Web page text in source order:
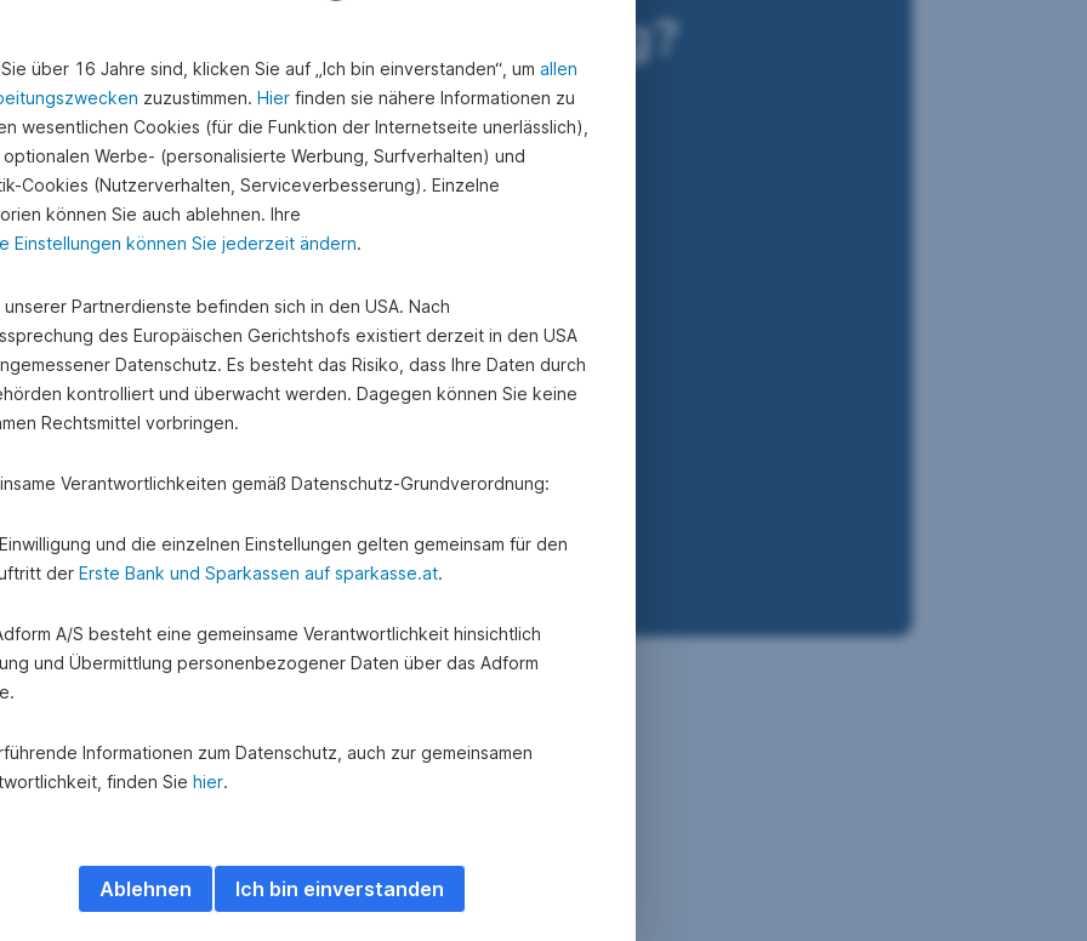
ich online meine Sanierung?
über 16 Jahre sind, klicken Sie auf „Ich bin einverstanden“, um allen
zuzustimmen. Hier finden sie nähere Informationen zu
wesentlichen Cookies (für die Funktion der Internetseite unerlässlich),
Werbe- (personalisierte Werbung, Surfverhalten) und
Cookies (Nutzerverhalten, Serviceverbesserung). Einzelne
können Sie auch ablehnen. Ihre
Einstellungen können Sie jederzeit ändern.
unserer Partnerdienste befinden sich in den USA. Nach
des Europäischen Gerichtshofs existiert derzeit in den USA
Datenschutz. Es besteht das Risiko, dass Ihre Daten durch
kontrolliert und überwacht werden. Dagegen können Sie keine
Rechtsmittel vorbringen.
Verantwortlichkeiten gemäß Datenschutz-Grundverordnung:
und die einzelnen Einstellungen gelten gemeinsam für den
der Erste Bank und Sparkassen auf sparkasse.at.
A/S besteht eine gemeinsame Verantwortlichkeit hinsichtlich
und Übermittlung personenbezogener Daten über das Adform
Informationen zum Datenschutz, auch zur gemeinsamen
finden Sie hier.
Ich bin einverstanden
Ablehnen